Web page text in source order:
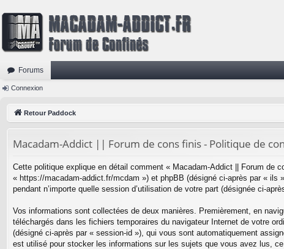
Forums
Connexion
Retour Paddock
Macadam-Addict || Forum de cons finis - Politique de
Cette politique explique en détail comment « Macadam-Addict || Forum de
« https://macadam-addict.fr/mcdam ») et phpBB (désigné ci-après par «
pendant n’importe quelle session d’utilisation de votre part (désignée ci-
Vos informations sont collectées de deux manières. Premièrement, en
téléchargés dans les fichiers temporaires du navigateur Internet de votre
(désigné ci-après par « session-id »), qui vous sont automatiquement
est utilisé pour stocker les informations sur les sujets que vous avez lus,